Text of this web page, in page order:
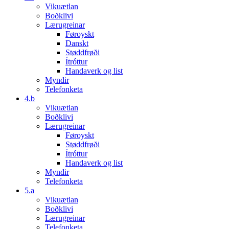
Vikuætlan
Boðklivi
Lærugreinar
Føroyskt
Danskt
Støddfrøði
Ítróttur
Handaverk og list
Myndir
Telefonketa
4.b
Vikuætlan
Boðklivi
Lærugreinar
Føroyskt
Støddfrøði
Ítróttur
Handaverk og list
Myndir
Telefonketa
5.a
Vikuætlan
Boðklivi
Lærugreinar
Telefonketa